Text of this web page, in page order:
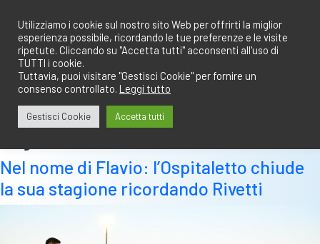
contenuto
Nel nome di Flavio: l’Ospitaletto chiude
la sua stagione ricordando Rivetti
Utilizziamo i cookie sul nostro sito Web per offrirti la miglior
esperienza possibile, ricordando le tue preferenze e le visite
ripetute. Cliccando su "Accetta tutti" acconsenti all'uso di
TUTTI i cookie.
Tuttavia, puoi visitare "Gestisci Cookie" per fornire un
consenso controllato. Leggi tutto
Gestisci Cookie Accetta tutti